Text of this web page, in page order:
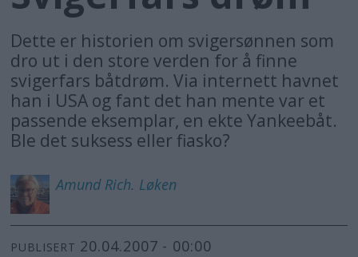
Dette er historien om svigersønnen som
dro ut i den store verden for å finne
svigerfars båtdrøm. Via internett havnet
han i USA og fant det han mente var et
passende eksemplar, en ekte Yankeebåt.
Ble det suksess eller fiasko?
Amund Rich. Løken
PUBLISERT 20.04.2007 - 00:00